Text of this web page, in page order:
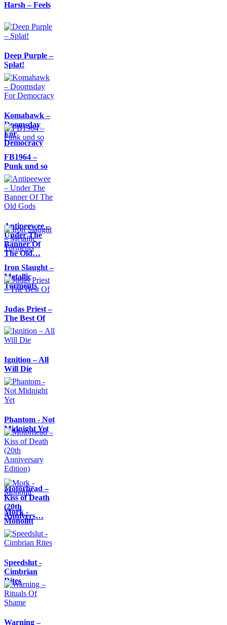
Harsh – Feels
Deep Purple –
Splat!
Komahawk –
Doomsday
For
Democracy
FB1964 –
Punk und so
Antipeewee –
Under The
Banner Of
The Old…
Iron Slaught –
Metallic
Torments
Judas Priest –
The Best Of
Ignition – All
Will Die
Phantom - Not
Midnight Yet
Motörhead –
Kiss of Death
(20th
Annivers…
Mork -
Monolitt
Speedslut -
Cimbrian
Rites
Warning –